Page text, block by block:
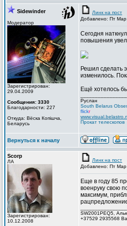
Sidewinder
Модератор
Зарегистрирован:
29.04.2009
Сообщения: 3330
Благодарности: 227
Откуда: Вёска Копішча,
Беларусь
Линк на пост
Добавлено: Пт
Сегодня
повышения
Решил сделать
изменилось.
Ещё хотелось
Руслан
South Belarus
flickr
Прокат телескопов
Вернуться к началу
Scorp
ЛА
Зарегистрирован:
10.12.2008
Линк на пост
Добавлено: Пт
Еще в году 85
военруку свою
максимум,
SW2001PEQ5,
+37529 2935568